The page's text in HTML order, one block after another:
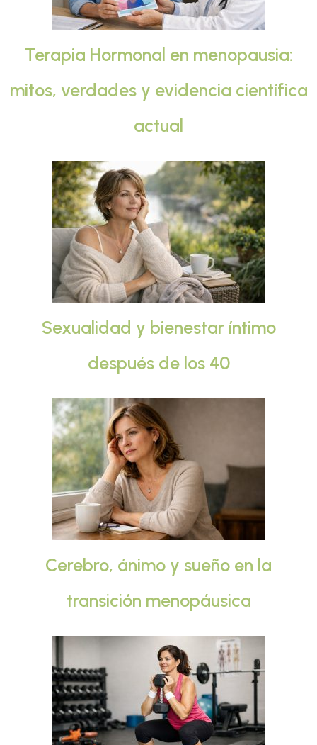
Terapia Hormonal en menopausia:
mitos, verdades y evidencia científica
actual
Sexualidad y bienestar íntimo
después de los 40
Cerebro, ánimo y sueño en la
transición menopáusica